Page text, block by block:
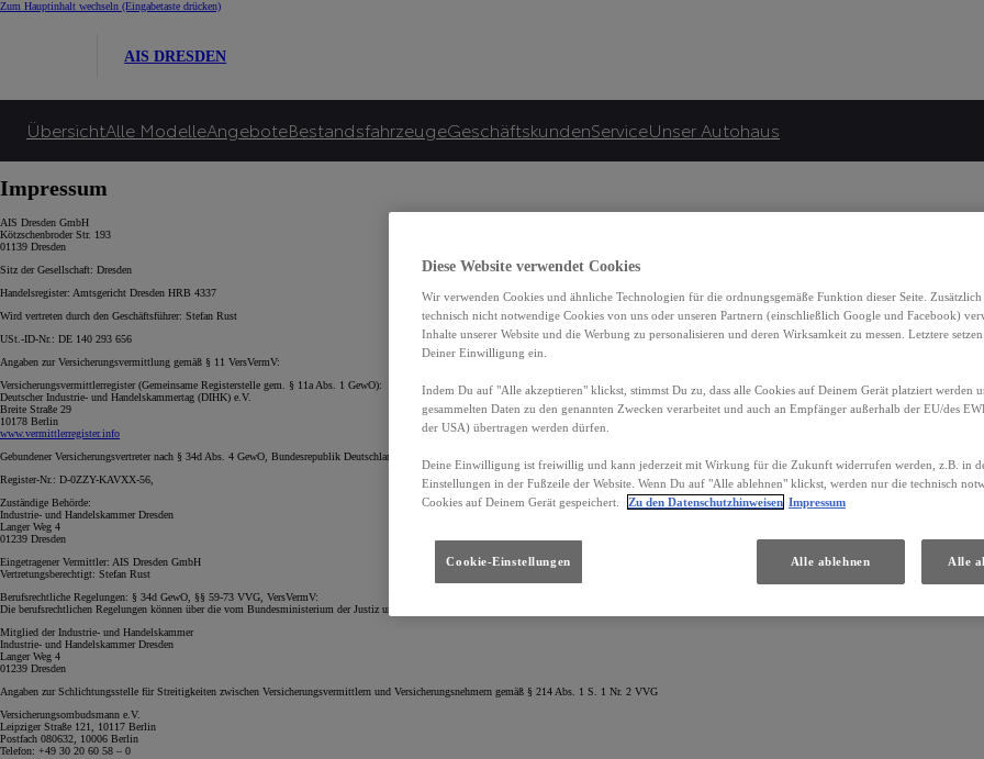
Zum Hauptinhalt wechseln (Eingabetaste drücken)
AIS DRESDEN
ÜbersichtAlle ModelleAngeboteBestandsfahrzeugeGeschäftskundenServiceUnser Autohaus
Impressum
AIS Dresden GmbH
Kötzschenbroder Str. 193
01139 Dresden
Sitz der Gesellschaft: Dresden
Handelsregister: Amtsgericht Dresden HRB 4337
Wird vertreten durch den Geschäftsführer: Stefan Rust
USt.-ID-Nr.: DE 140 293 656
Angaben zur Versicherungsvermittlung gemäß § 11 VersVermV:
Versicherungsvermittlerregister (Gemeinsame Registerstelle gem. § 11a Abs. 1 GewO):
Deutscher Industrie- und Handelskammertag (DIHK) e.V.
Breite Straße 29
10178 Berlin
www.vermittlerregister.info
Gebundener Versicherungsvertreter nach § 34d Abs. 4 GewO, Bundesrepublik Deutschland.
Register-Nr.: D-0ZZY-KAVXX-56,
Zuständige Behörde:
Industrie- und Handelskammer Dresden
Langer Weg 4
01239 Dresden
Eingetragener Vermittler: AIS Dresden GmbH
Vertretungsberechtigt: Stefan Rust
Berufsrechtliche Regelungen: § 34d GewO, §§ 59-73 VVG, VersVermV:
Die berufsrechtlichen Regelungen können über die vom Bundesministerium der Justiz und von der juris GmbH betriebenen Homepage
Mitglied der Industrie- und Handelskammer
Industrie- und Handelskammer Dresden
Langer Weg 4
01239 Dresden
Angaben zur Schlichtungsstelle für Streitigkeiten zwischen Versicherungsvermittlern und Versicherungsnehmern gemäß § 214 Abs. 1 S. 1 Nr. 2 VVG
Versicherungsombudsmann e.V.
Leipziger Straße 121, 10117 Berlin
Postfach 080632, 10006 Berlin
Telefon: +49 30 20 60 58 – 0
Diese Website verwendet Cookies
Wir verwenden Cookies und ähnliche Technologien für die ordnungsgemäße Funktion dieser Seite. Zusätzlich
technisch nicht notwendige Cookies von uns oder unseren Partnern (einschließlich Google und Facebook)
Inhalte unserer Website und die Werbung zu personalisieren und deren Wirksamkeit zu messen. Letztere
Deiner Einwilligung ein.
Indem Du auf "Alle akzeptieren" klickst, stimmst Du zu, dass alle Cookies auf Deinem Gerät platziert werden
gesammelten Daten zu den genannten Zwecken verarbeitet und auch an Empfänger außerhalb der EU/des
der USA) übertragen werden dürfen.
Deine Einwilligung ist freiwillig und kann jederzeit mit Wirkung für die Zukunft widerrufen werden, z.B. in
Einstellungen in der Fußzeile der Website. Wenn Du auf "Alle ablehnen" klickst, werden nur die technisch
Cookies auf Deinem Gerät gespeichert.
Zu den Datenschutzhinweisen Impressum
Cookie-Einstellungen Alle ablehnen Alle